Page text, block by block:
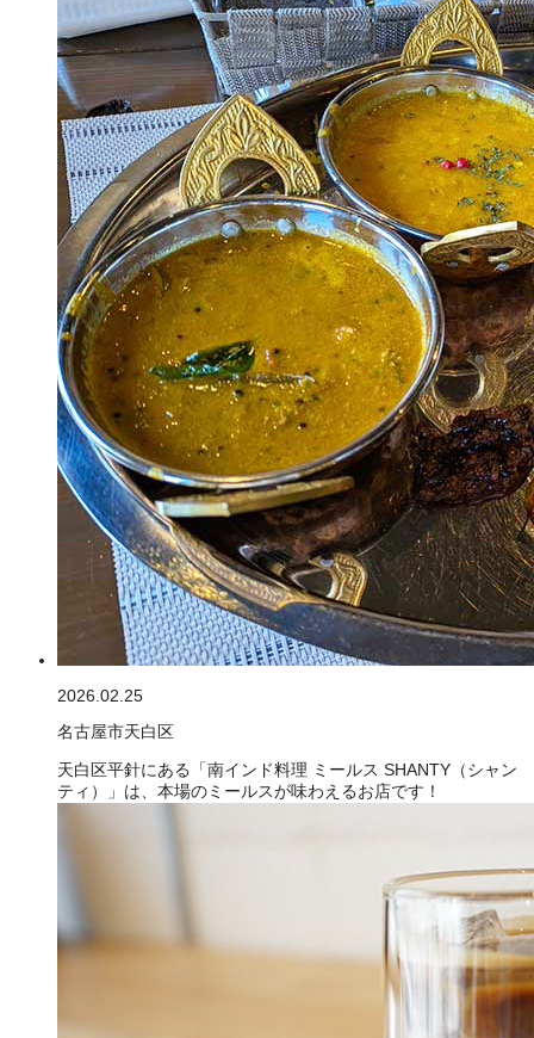
2026.02.25
名古屋市天白区
天白区平針にある「南インド料理 ミールス SHANTY（シャン
ティ）」は、本場のミールスが味わえるお店です！